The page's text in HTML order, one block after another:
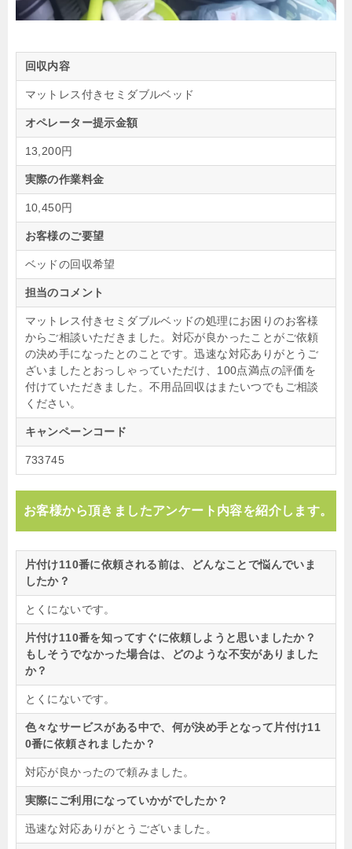
回収内容
マットレス付きセミダブルベッド
オペレーター提示金額
13,200円
実際の作業料金
10,450円
お客様のご要望
ベッドの回収希望
担当のコメント
マットレス付きセミダブルベッドの処理にお困りのお客様
からご相談いただきました。対応が良かったことがご依頼
の決め手になったとのことです。迅速な対応ありがとうご
ざいましたとおっしゃっていただけ、100点満点の評価を
付けていただきました。不用品回収はまたいつでもご相談
ください。
キャンペーンコード
733745
お客様から頂きましたアンケート内容を紹介します。
片付け110番に依頼される前は、どんなことで悩んでいま
したか？
とくにないです。
片付け110番を知ってすぐに依頼しようと思いましたか？
もしそうでなかった場合は、どのような不安がありました
か？
とくにないです。
色々なサービスがある中で、何が決め手となって片付け11
0番に依頼されましたか？
対応が良かったので頼みました。
実際にご利用になっていかがでしたか？
迅速な対応ありがとうございました。